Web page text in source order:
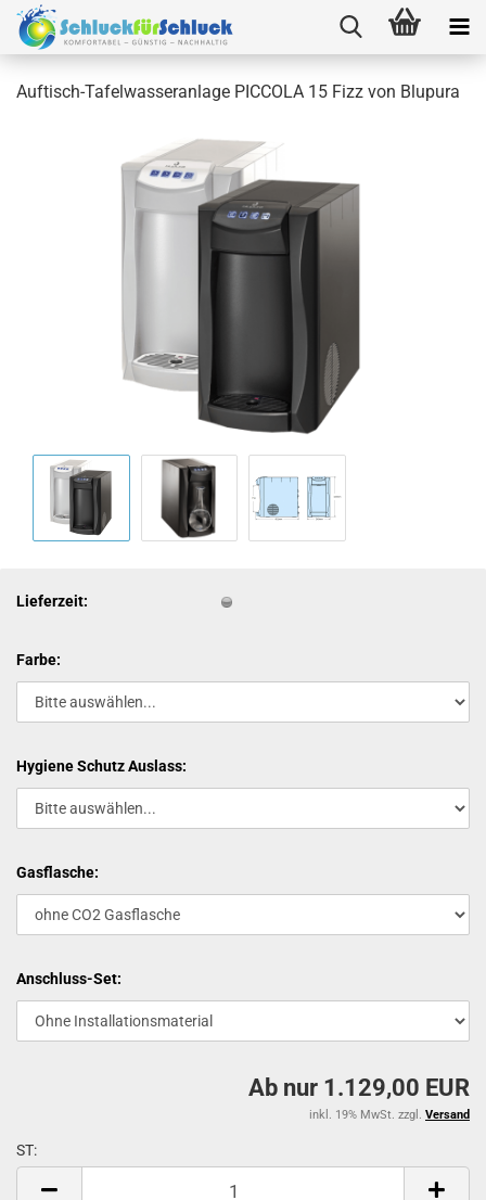
Auftisch-Tafelwasseranlage PICCOLA 15 Fizz von Blupura
Lieferzeit:
Farbe:
Hygiene Schutz Auslass:
Gasflasche:
Anschluss-Set:
Ab nur 1.129,00 EUR
inkl. 19% MwSt. zzgl. Versand
ST: